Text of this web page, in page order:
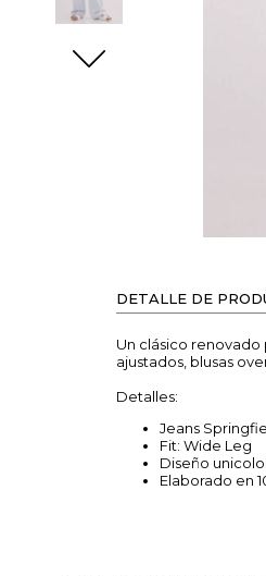
DETALLE DE
Un clásico
ajustados, blusas
Detalles:
Jeans
Fit: Wide Leg
Diseño
Elaborado en